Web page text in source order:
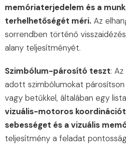
memóriaterjedelem és a
terhelhetőségét méri. Az
sorrendben történő
alany teljesítményét.
Szimbólum-párosító teszt:
adott szimbólumokat
vagy betűkkel, általában egy
vizuális-motoros
sebességet és a vizuális
teljesítmény a feladat